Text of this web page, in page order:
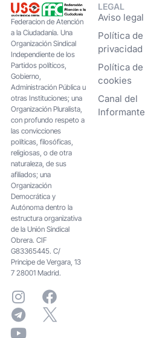
Federacion de Atención
a la Ciudadanía. Una
Organización Sindical
Independiente de los
Partidos políticos,
Gobierno,
Administración Pública u
otras Instituciones; una
Organización Pluralista,
con profundo respeto a
las convicciones
políticas, filosóficas,
religiosas, o de otra
naturaleza, de sus
afiliados; una
Organización
Democrática y
Autónoma dentro la
estructura organizativa
de la Unión Sindical
Obrera. CIF
G83365445. C/
Principe de Vergara, 13
7 28001 Madrid.
LEGAL
Aviso legal
Política de
privacidad
Política de
cookies
Canal del
Informante